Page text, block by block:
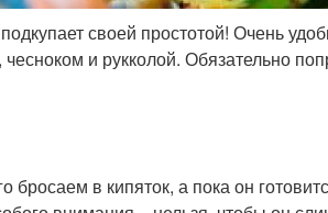
своей простотой! Очень
и рукколой. Обязательно
бросаем в кипяток, а пока он